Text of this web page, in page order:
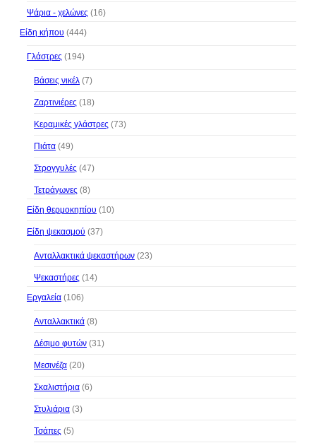
Ψάρια - χελώνες (16)
Είδη κήπου (444)
Γλάστρες (194)
Βάσεις νικέλ (7)
Ζαρτινιέρες (18)
Κεραμικές γλάστρες (73)
Πιάτα (49)
Στρογγυλές (47)
Τετράγωνες (8)
Είδη θερμοκηπίου (10)
Είδη ψεκασμού (37)
Ανταλλακτικά ψεκαστήρων (23)
Ψεκαστήρες (14)
Εργαλεία (106)
Ανταλλακτικά (8)
Δέσιμο φυτών (31)
Μεσινέζα (20)
Σκαλιστήρια (6)
Στυλιάρια (3)
Τσάπες (5)